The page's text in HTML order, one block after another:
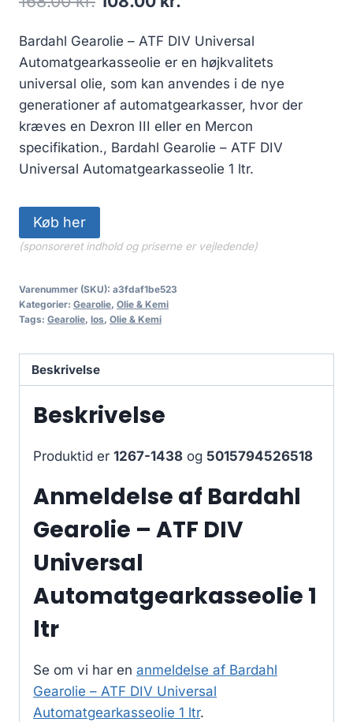
pris
var:
168.00 kr..
pris
er:
108.00 kr..
Bardahl Gearolie – ATF DIV Universal
Automatgearkasseolie er en højkvalitets
universal olie, som kan anvendes i de nye
generationer af automatgearkasser, hvor der
kræves en Dexron III eller en Mercon
specifikation., Bardahl Gearolie – ATF DIV
Universal Automatgearkasseolie 1 ltr.
Køb her
(sponsoreret indhold og priserne er vejledende)
Varenummer (SKU): a3fdaf1be523
Kategorier: Gearolie, Olie & Kemi
Tags: Gearolie, los, Olie & Kemi
Beskrivelse
Beskrivelse
Produktid er 1267-1438 og 5015794526518
Anmeldelse af Bardahl
Gearolie – ATF DIV
Universal
Automatgearkasseolie 1
ltr
Se om vi har en anmeldelse af Bardahl
Gearolie – ATF DIV Universal
Automatgearkasseolie 1 ltr.